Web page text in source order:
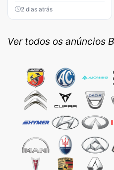
2 dias atrás
Ver todos os anúncios